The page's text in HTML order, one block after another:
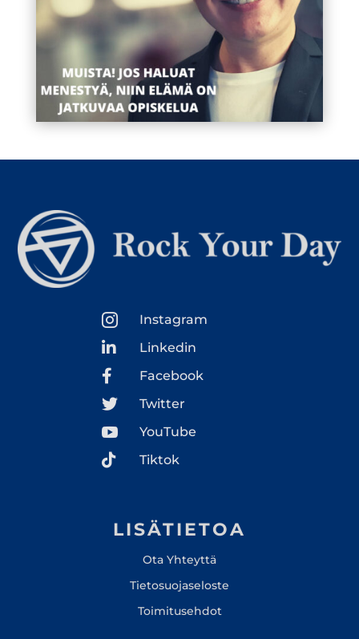
 Instagram
 Linkedin
 Facebook
 Twitter
 YouTube
 Tiktok
LISÄTIETOA
Ota Yhteyttä
Tietosuojaseloste
Toimitusehdot